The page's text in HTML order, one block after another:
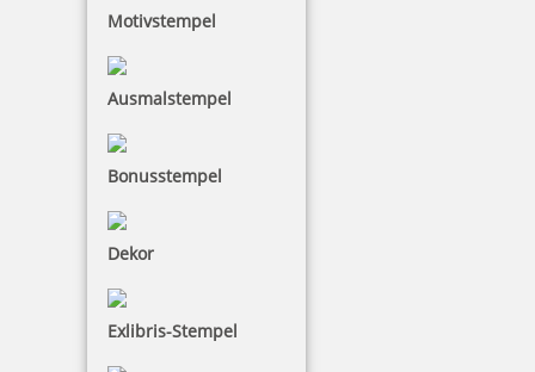
Motivstempel
Ausmalstempel
Bonusstempel
Dekor
Exlibris-Stempel
Essen & Trinken